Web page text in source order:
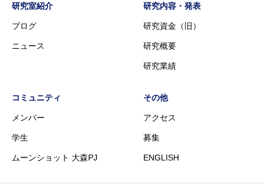
研究室紹介
ブログ
ニュース
研究内容・発表
研究資金（旧）
研究概要
研究業績
コミュニティ
メンバー
学生
ムーンショット 大森PJ
その他
アクセス
募集
ENGLISH